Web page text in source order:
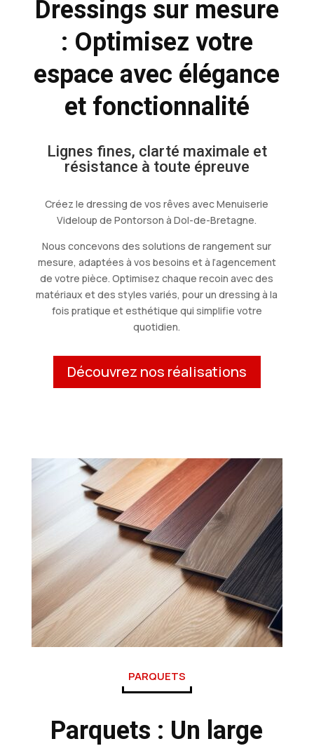
Dressings sur mesure
: Optimisez votre
espace avec élégance
et fonctionnalité
Lignes fines, clarté maximale et
résistance à toute épreuve
Créez le dressing de vos rêves avec Menuiserie
Videloup de Pontorson à Dol-de-Bretagne.
Nous concevons des solutions de rangement sur
mesure, adaptées à vos besoins et à l’agencement
de votre pièce. Optimisez chaque recoin avec des
matériaux et des styles variés, pour un dressing à la
fois pratique et esthétique qui simplifie votre
quotidien.
Découvrez nos réalisations
PARQUETS
Parquets : Un large